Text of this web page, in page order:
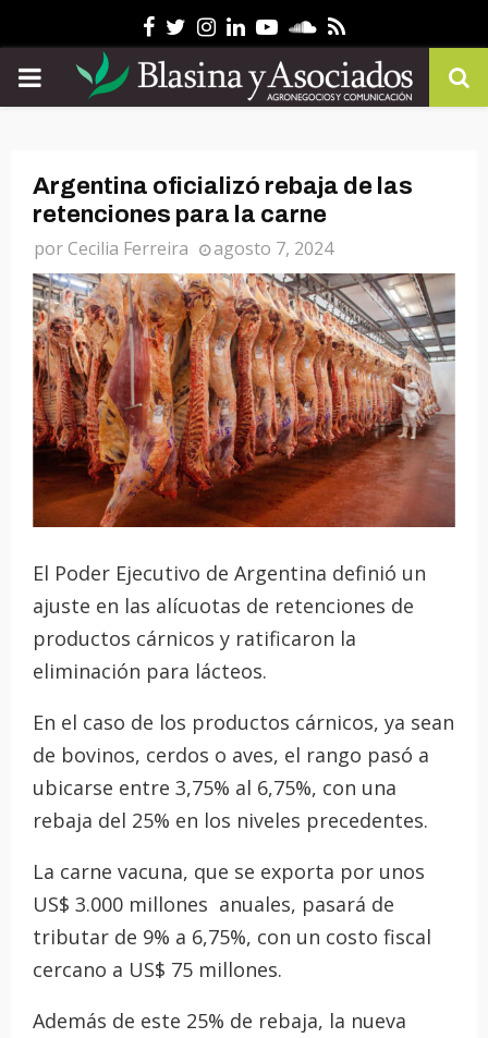
Facebook
Twitter
Instagram
Linkedin
YoutubeSoundcloud
Rss
PRIMARY
Argentina oficializó rebaja de las
retenciones para la carne
porCecilia Ferreira agosto 7, 2024
El Poder Ejecutivo de Argentina definió un
ajuste en las alícuotas de retenciones de
productos cárnicos y ratificaron la
eliminación para lácteos.
En el caso de los productos cárnicos, ya sean
de bovinos, cerdos o aves, el rango pasó a
ubicarse entre 3,75% al 6,75%, con una
rebaja del 25% en los niveles precedentes.
La carne vacuna, que se exporta por unos
US$ 3.000 millones anuales, pasará de
tributar de 9% a 6,75%, con un costo fiscal
cercano a US$ 75 millones.
Además de este 25% de rebaja, la nueva